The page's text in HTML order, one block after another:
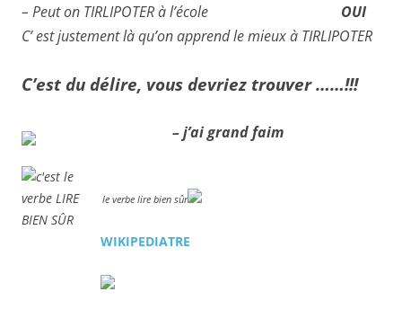
– Peut on TIRLIPOTER à l’école OUI
C’ est justement là qu’on apprend le mieux à TIRLIPOTER
C’est du délire, vous devriez trouver ……!!!
– j’ai grand faim
le verbe lire bien sûr
WIKIPEDIATRE